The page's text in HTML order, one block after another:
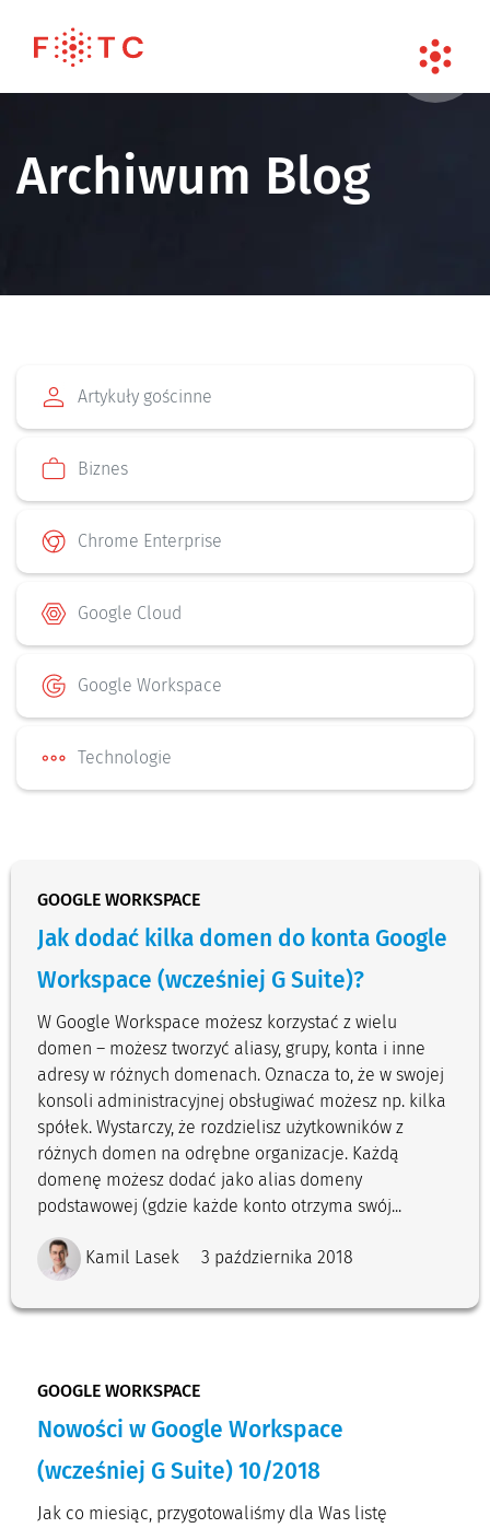
Archiwum Blog
Artykuły gościnne
Biznes
Chrome Enterprise
Google Cloud
Google Workspace
Technologie
GOOGLE WORKSPACE
Jak dodać kilka domen do konta Google
Workspace (wcześniej G Suite)?
W Google Workspace możesz korzystać z wielu
domen – możesz tworzyć aliasy, grupy, konta i inne
adresy w różnych domenach. Oznacza to, że w swojej
konsoli administracyjnej obsługiwać możesz np. kilka
spółek. Wystarczy, że rozdzielisz użytkowników z
różnych domen na odrębne organizacje. Każdą
domenę możesz dodać jako alias domeny
podstawowej (gdzie każde konto otrzyma swój...
Kamil Lasek 3 października 2018
GOOGLE WORKSPACE
Nowości w Google Workspace
(wcześniej G Suite) 10/2018
Jak co miesiąc, przygotowaliśmy dla Was listę